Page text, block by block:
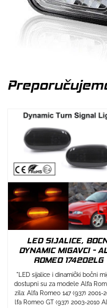
LED SIJALICE,
DYNAMIC MIGAVCI -
ROMEO 174202LG
"LED sijalice i dinamički bočni
dostupni su za modele Alfa
zila: Alfa Romeo 147 (937) 2001-
lfa Romeo GT (937) 2003-2010